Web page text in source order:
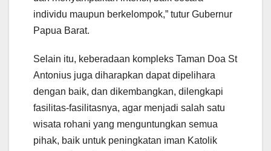
individu maupun berkelompok,” tutur Gubernur
Papua Barat.
Selain itu, keberadaan kompleks Taman Doa St
Antonius juga diharapkan dapat dipelihara
dengan baik, dan dikembangkan, dilengkapi
fasilitas-fasilitasnya, agar menjadi salah satu
wisata rohani yang menguntungkan semua
pihak, baik untuk peningkatan iman Katolik